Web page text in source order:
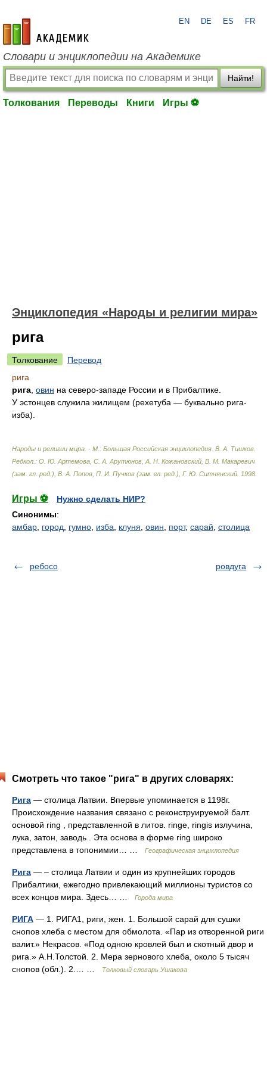
academic.ru
EN DE ES FR
Словари и энциклопедии на Академике
Найти!
Толкования Переводы Книги Игры ⚽
Энциклопедия «Народы и религии мира»
рига
Толкование
Перевод
рига
рига овин на северо-западе России и в Прибалтике.
У эстонцев служила жилищем (рехетуба — буквально рига-
изба).
Народы и религии мира. - М.: Большая Российская энциклопедия В. А. Тишков.
Редкол.: О. Ю. Артемова, С. А. Арутюнов, А. Н. Кожановский, В. М. Макаревич
(зам. гл. ред.), В. А. Попов, П. И. Пучков (зам. гл. ред.), Г. Ю. Ситнянский 1998
Игры ⚽
Нужно сделать НИР?
Синонимы:
амбар город гумно изба клуня овин порт, сарай столица
ребосо ровдуга
Смотреть что такое "рига" в других словарях:
Рига — столица Латвии. Впервые упоминается в 1198г.
Происхождение названия связано с реконструируемой балт.
основой ring , представленной в литов. ringe, ringis излучина,
лука, затон, заводь . Эта основа в форме ring широко
представлена в топонимии… …
Географическая энциклопедия
Рига — – столица Латвии и один из крупнейших городов
Прибалтики, ежегодно привлекающий миллионы туристов со
всех концов мира. Здесь… …
Города мира
РИГА — 1. РИГА1, риги, жен. 1. Большой сарай для сушки
снопов хлеба с местом для обмолота. «Пар из отворенной риги
валит.» Некрасов. «Под одною кровлей был и скотный двор и
рига.» А.Н.Толстой. 2. Мера зернового хлеба, около 5 тысяч
снопов (обл.). 2.… …
Толковый словарь Ушакова